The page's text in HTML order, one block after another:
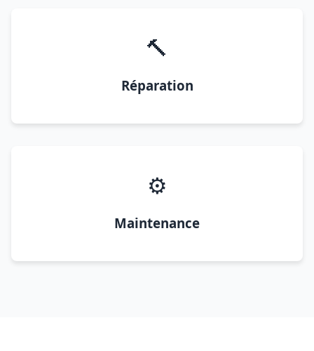
🔨
Réparation
⚙️
Maintenance